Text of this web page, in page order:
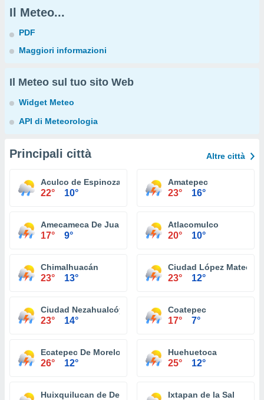
Il Meteo...
PDF
Maggiori informazioni
Il Meteo sul tuo sito Web
Widget Meteo
API di Meteorologia
Principali città Altre città
Aculco de Espinoza
22° 10°
Amatepec
23° 16°
Amecameca De Juarez
17° 9°
Atlacomulco
20° 10°
Chimalhuacán
23° 13°
Ciudad López Mateos
23° 12°
Ciudad Nezahualcóyotl
23° 14°
Coatepec
17° 7°
Ecatepec De Morelos
26° 12°
Huehuetoca
25° 12°
Huixquilucan de Degollado Ixtapan de la Sal